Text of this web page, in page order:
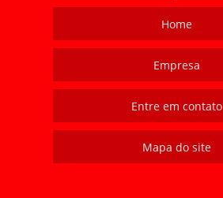
Home
Empresa
Entre em contato
Mapa do site